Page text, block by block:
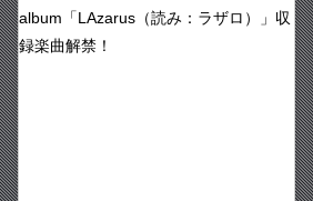
album「LAzarus（読み：ラザロ）」収
録楽曲解禁！